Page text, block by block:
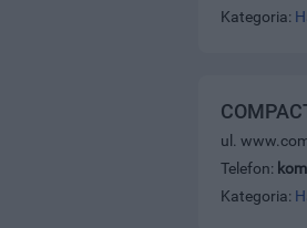
Kategoria:
ul.
Telefon:
Kategoria: